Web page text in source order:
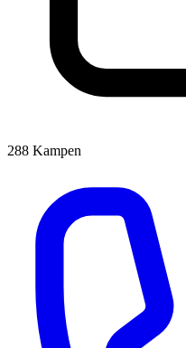
288 Kampen